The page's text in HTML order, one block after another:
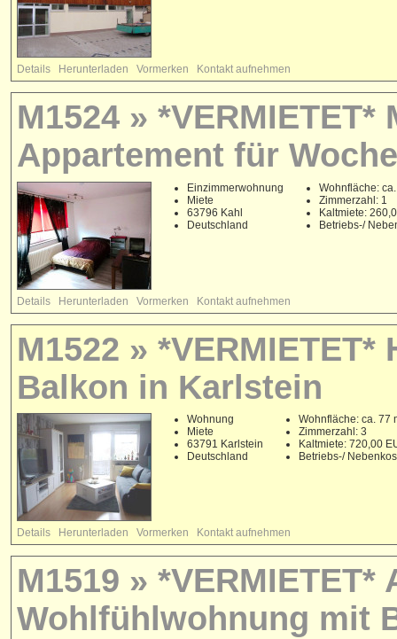
Details Herunterladen Vormerken Kontakt aufnehmen
M1524 »
Appartement für
Einzimmerwohnung
Miete
63796 Kahl
Deutschland
Wohnfläche: ca.
Zimmerzahl: 1
Kaltmiete:
Betriebs-/
Details Herunterladen Vormerken Kontakt aufnehmen
M1522 »
Balkon in Karlstein
Wohnung
Miete
63791 Karlstein
Deutschland
Wohnfläche: ca. 77
Zimmerzahl: 3
Kaltmiete: 720,00
Betriebs-/
Details Herunterladen Vormerken Kontakt aufnehmen
M1519 » *VERMIETET*
Wohlfühlwohnung mit